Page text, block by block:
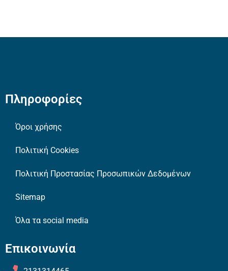
Πληροφορίες
Όροι χρήσης
Πολιτική Cookies
Πολιτική Προστασίας Προσωπικών Δεδομένων
Sitemap
Όλα τα social media
Επικοινωνία